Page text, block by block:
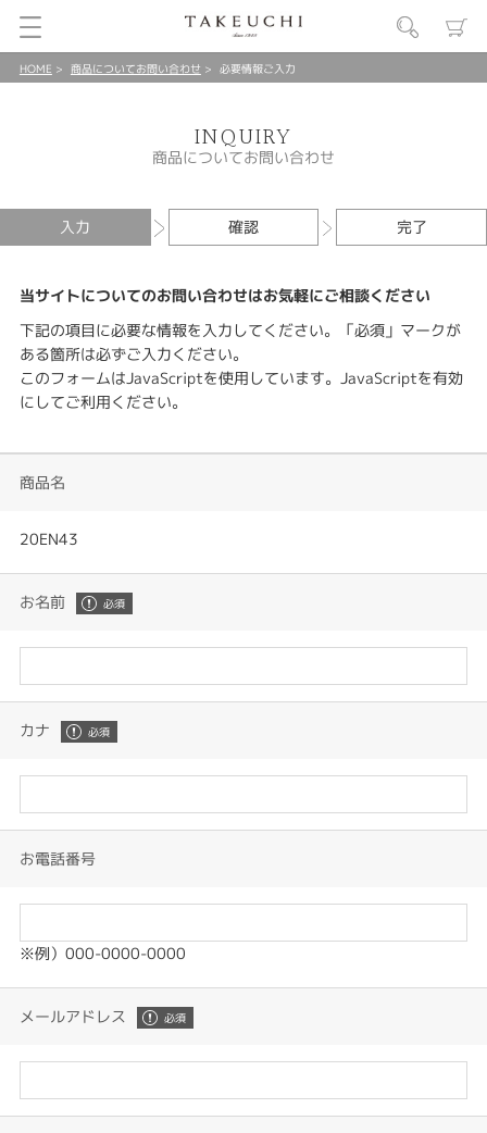
HOME 商品についてお問い合わせ 必要情報ご入力
INQUIRY
商品についてお問い合わせ
入力 確認 完了
当サイトについてのお問い合わせはお気軽にご相談ください
下記の項目に必要な情報を入力してください。「必須」マークが
ある箇所は必ずご入力ください。
このフォームはJavaScriptを使用しています。JavaScriptを有効
にしてご利用ください。
商品名
20EN43
お名前
カナ
お電話番号
※例）000-0000-0000
メールアドレス